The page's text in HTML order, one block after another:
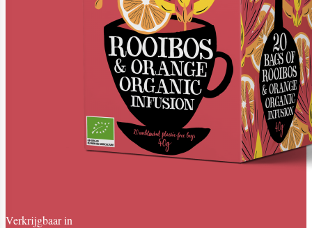
Verkrijgbaar in